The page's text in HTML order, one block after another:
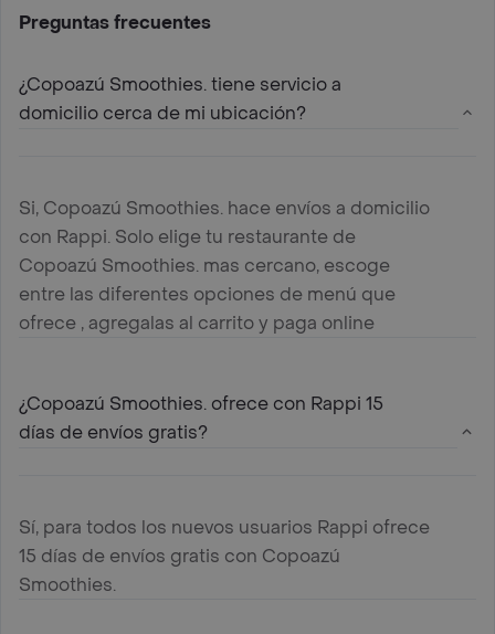
Preguntas frecuentes
¿Copoazú Smoothies. tiene servicio a
domicilio cerca de mi ubicación?
Si, Copoazú Smoothies. hace envíos a domicilio
con Rappi. Solo elige tu restaurante de
Copoazú Smoothies. mas cercano, escoge
entre las diferentes opciones de menú que
ofrece , agregalas al carrito y paga online
¿Copoazú Smoothies. ofrece con Rappi 15
días de envíos gratis?
Sí, para todos los nuevos usuarios Rappi ofrece
15 días de envíos gratis con Copoazú
Smoothies.